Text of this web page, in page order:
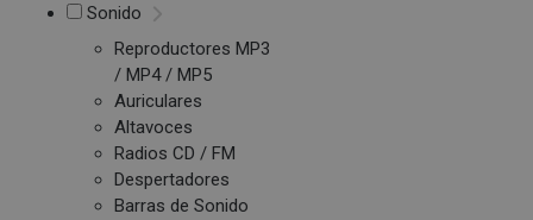
Sonido
Reproductores MP3
/ MP4 / MP5
Auriculares
Altavoces
Radios CD / FM
Despertadores
Barras de Sonido